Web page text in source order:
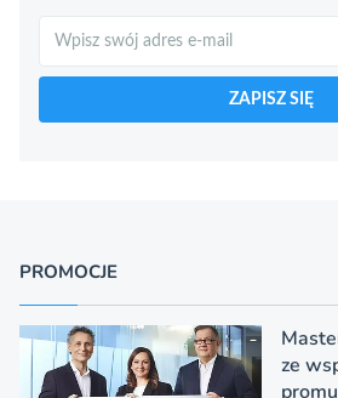
Szukaj
ZAPISZ SIĘ
PROMOCJE
ze